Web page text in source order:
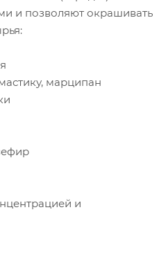
и позволяют окрашивать
марципан
и